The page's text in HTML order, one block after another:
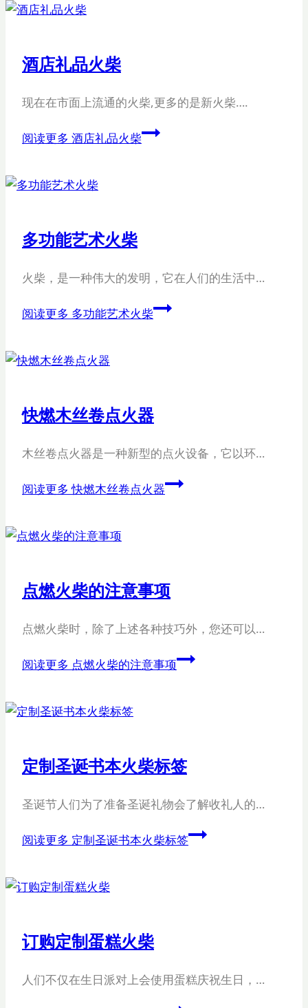
酒店礼品火柴
现在在市面上流通的火柴,更多的是新火柴….
阅读更多 酒店礼品火柴
多功能艺术火柴
火柴，是一种伟大的发明，它在人们的生活中…
阅读更多 多功能艺术火柴
快燃木丝卷点火器
木丝卷点火器是一种新型的点火设备，它以环…
阅读更多快燃木丝卷点火器
点燃火柴的注意事项
点燃火柴时，除了上述各种技巧外，您还可以…
阅读更多 点燃火柴的注意事项
定制圣诞书本火柴标签
圣诞节人们为了准备圣诞礼物会了解收礼人的…
阅读更多 定制圣诞书本火柴标签
订购定制蛋糕火柴
人们不仅在生日派对上会使用蛋糕庆祝生日，…